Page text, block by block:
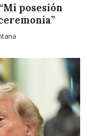
posesión